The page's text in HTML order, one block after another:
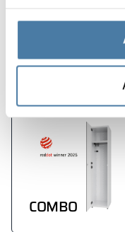
Producten
uitvoering
COMBO